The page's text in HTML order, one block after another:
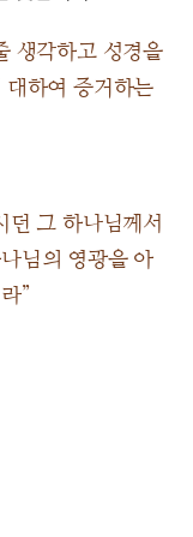
생각하고 성경을
하여 증거하는
던 그 하나님께서
님의 영광을 아
”